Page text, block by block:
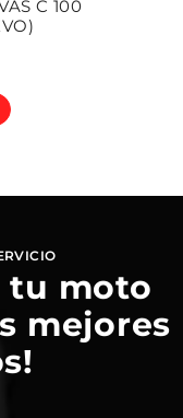
C 100
tu moto
mejores